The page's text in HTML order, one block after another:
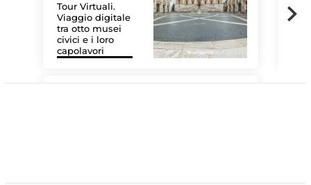
Tour Virtuali.
Viaggio digitale
tra otto musei
civici e i loro
capolavori